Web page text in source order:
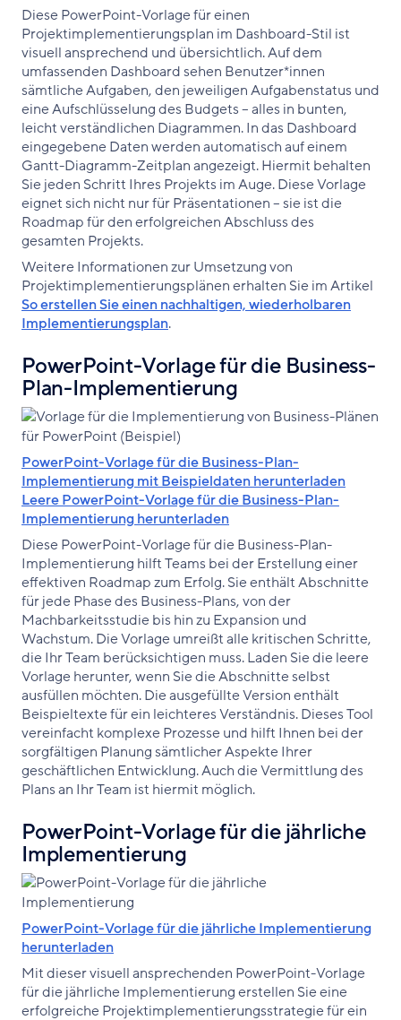
Diese PowerPoint-Vorlage für einen
Projektimplementierungsplan im Dashboard-Stil ist
visuell ansprechend und übersichtlich. Auf dem
umfassenden Dashboard sehen Benutzer*innen
sämtliche Aufgaben, den jeweiligen Aufgabenstatus und
eine Aufschlüsselung des Budgets – alles in bunten,
leicht verständlichen Diagrammen. In das Dashboard
eingegebene Daten werden automatisch auf einem
Gantt-Diagramm-Zeitplan angezeigt. Hiermit behalten
Sie jeden Schritt Ihres Projekts im Auge. Diese Vorlage
eignet sich nicht nur für Präsentationen – sie ist die
Roadmap für den erfolgreichen Abschluss des
gesamten Projekts.
Weitere Informationen zur Umsetzung von
Projektimplementierungsplänen erhalten Sie im Artikel
So erstellen Sie einen nachhaltigen, wiederholbaren
Implementierungsplan.
PowerPoint-Vorlage für die Business-
Plan-Implementierung
PowerPoint-Vorlage für die Business-Plan-
Implementierung mit Beispieldaten herunterladen
Leere PowerPoint-Vorlage für die Business-Plan-
Implementierung herunterladen
Diese PowerPoint-Vorlage für die Business-Plan-
Implementierung hilft Teams bei der Erstellung einer
effektiven Roadmap zum Erfolg. Sie enthält Abschnitte
für jede Phase des Business-Plans, von der
Machbarkeitsstudie bis hin zu Expansion und
Wachstum. Die Vorlage umreißt alle kritischen Schritte,
die Ihr Team berücksichtigen muss. Laden Sie die leere
Vorlage herunter, wenn Sie die Abschnitte selbst
ausfüllen möchten. Die ausgefüllte Version enthält
Beispieltexte für ein leichteres Verständnis. Dieses Tool
vereinfacht komplexe Prozesse und hilft Ihnen bei der
sorgfältigen Planung sämtlicher Aspekte Ihrer
geschäftlichen Entwicklung. Auch die Vermittlung des
Plans an Ihr Team ist hiermit möglich.
PowerPoint-Vorlage für die jährliche
Implementierung
PowerPoint-Vorlage für die jährliche Implementierung
herunterladen
Mit dieser visuell ansprechenden PowerPoint-Vorlage
für die jährliche Implementierung erstellen Sie eine
erfolgreiche Projektimplementierungsstrategie für ein